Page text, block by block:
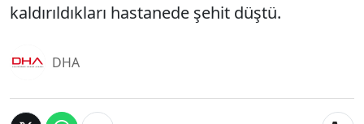
kaldırıldıkları hastanede şehit düştü.
DHA